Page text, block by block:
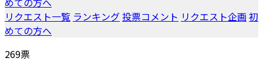
リクエスト一覧 ランキング投票コメント リクエスト企画 初
めての方へ
269票